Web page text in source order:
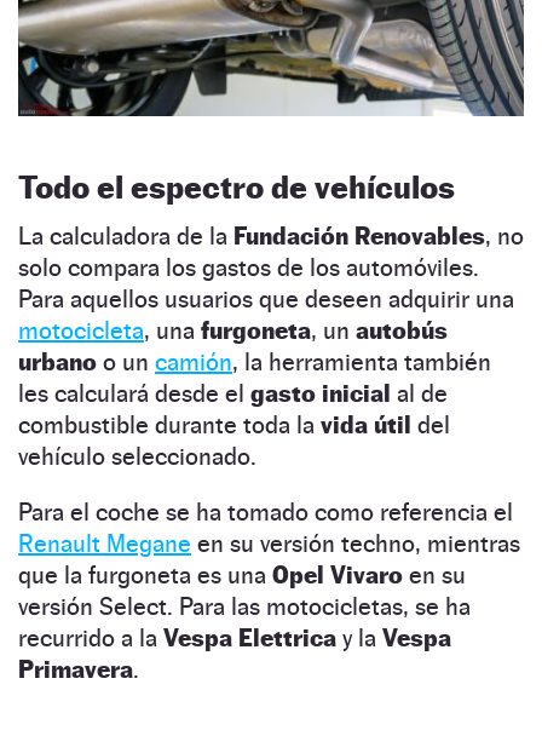
Todo el espectro de vehículos
La calculadora de la Fundación Renovables, no
solo compara los gastos de los automóviles.
Para aquellos usuarios que deseen adquirir una
motocicleta, una furgoneta, un autobús
urbano o un camión, la herramienta también
les calculará desde el gasto inicial al de
combustible durante toda la vida útil del
vehículo seleccionado.
Para el coche se ha tomado como referencia el
Renault Megane en su versión techno, mientras
que la furgoneta es una Opel Vivaro en su
versión Select. Para las motocicletas, se ha
recurrido a la Vespa Elettrica y la Vespa
Primavera.